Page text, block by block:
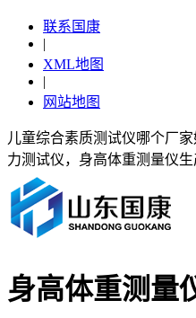
联系国康
|
XML地图
|
网站地图
儿童综合素质测试仪哪个厂
力测试仪，身高体重测量仪
身高体重测量